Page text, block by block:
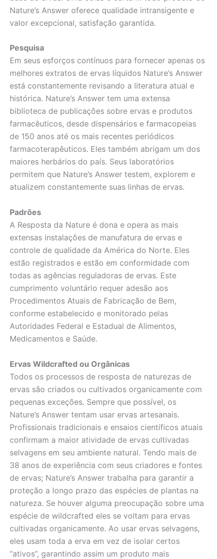
Nature’s Answer oferece qualidade intransigente e
valor excepcional, satisfação garantida.
Pesquisa
Em seus esforços contínuos para fornecer apenas os
melhores extratos de ervas líquidos Nature’s Answer
está constantemente revisando a literatura atual e
histórica. Nature’s Answer tem uma extensa
biblioteca de publicações sobre ervas e produtos
farmacêuticos, desde dispensários e farmacopeias
de 150 anos até os mais recentes periódicos
farmacoterapêuticos. Eles também abrigam um dos
maiores herbários do país. Seus laboratórios
permitem que Nature’s Answer testem, explorem e
atualizem constantemente suas linhas de ervas.
Padrões
A Resposta da Nature é dona e opera as mais
extensas instalações de manufatura de ervas e
controle de qualidade da América do Norte. Eles
estão registrados e estão em conformidade com
todas as agências reguladoras de ervas. Este
cumprimento voluntário requer adesão aos
Procedimentos Atuais de Fabricação de Bem,
conforme estabelecido e monitorado pelas
Autoridades Federal e Estadual de Alimentos,
Medicamentos e Saúde.
Ervas Wildcrafted ou Orgânicas
Todos os processos de resposta de naturezas de
ervas são criados ou cultivados organicamente com
pequenas exceções. Sempre que possível, os
Nature’s Answer tentam usar ervas artesanais.
Profissionais tradicionais e ensaios científicos atuais
confirmam a maior atividade de ervas cultivadas
selvagens em seu ambiente natural. Tendo mais de
38 anos de experiência com seus criadores e fontes
de ervas; Nature’s Answer trabalha para garantir a
proteção a longo prazo das espécies de plantas na
natureza. Se houver alguma preocupação sobre uma
espécie de wildcrafted eles se voltam para ervas
cultivadas organicamente. Ao usar ervas selvagens,
eles usam toda a erva em vez de isolar certos
“ativos”, garantindo assim um produto mais